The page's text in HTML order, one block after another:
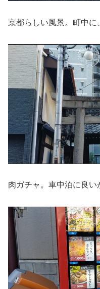
京都らしい風景。町中に
肉ガチャ。車中泊に良い